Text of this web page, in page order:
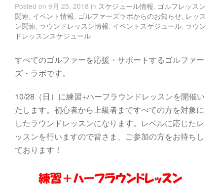
Posted on 9月 25, 2018 in スケジュール情報, ゴルフレッスン
関連, イベント情報, ゴルファーズラボからのお知らせ, レッス
ン関連, ラウンドレッスン情報, イベントスケジュール, ラウン
ドレッスンスケジュール
すべてのゴルファーを応援・サポートするゴルファー
ズ・ラボです。
10/28（日）に練習+ハーフラウンドレッスンを開催い
たします。初心者から上級者まですべての方を対象に
したラウンドレッスンになります。レベルに応じたレ
ッスンを行いますので皆さま、ご参加の方をお待ちし
ております！